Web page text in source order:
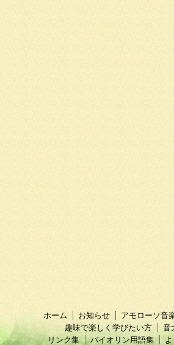
ホーム お知らせ
アモローソ音
趣味で楽しく学びたい方
音
リンク集
バイオリン用語集